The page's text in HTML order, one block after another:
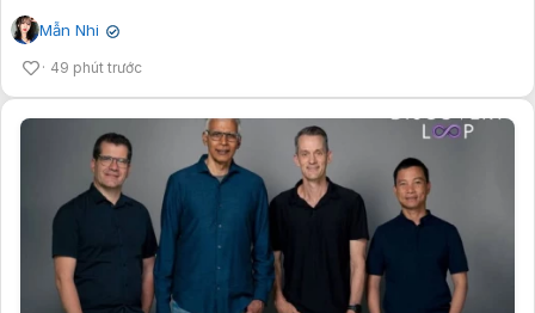
Mẫn Nhi ✔
49 phút trước